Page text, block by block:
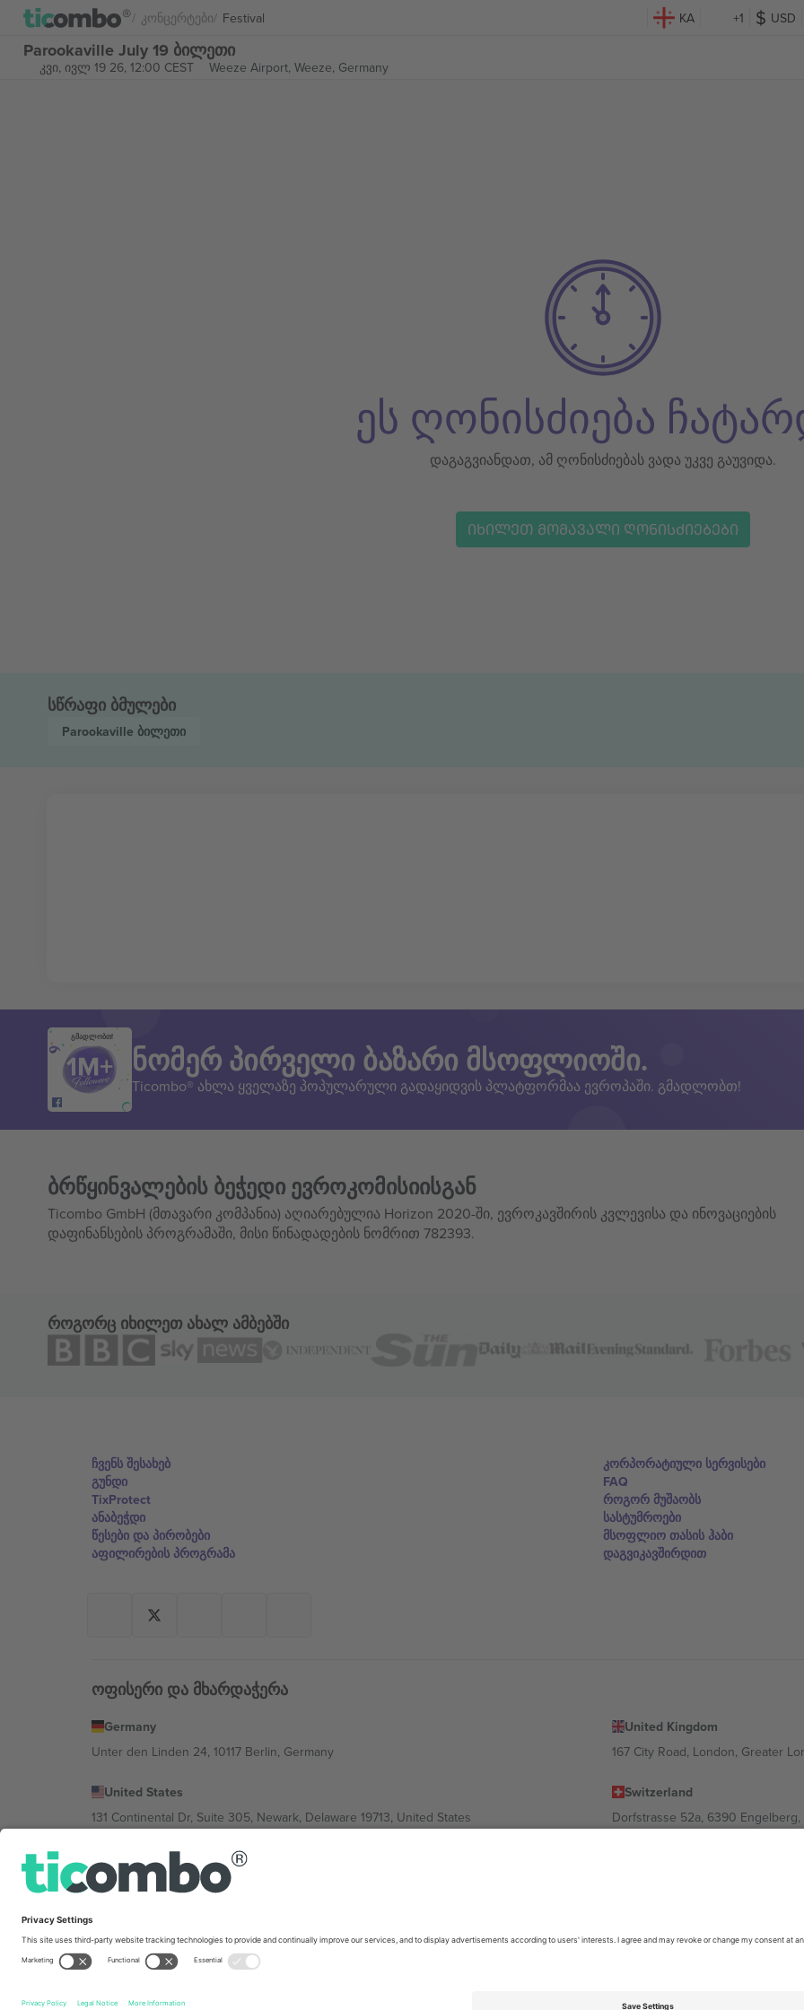
Კონცერტები Festival KA +1 USD
Parookaville July 19 ბილეთი
კვი, ივლ 19 26, 12:00 CEST Weeze Airport, Weeze, Germany
ეს ღონისძიება
დაგაგვიანდათ, ამ ღონისძიებას ვადა უკვე გაუვიდა.
ᲘᲮᲘᲚᲔᲗ ᲛᲝᲛᲐᲕᲐᲚᲘ ᲦᲝᲜᲘᲡᲫᲘᲔᲑᲔᲑᲘ
სწრაფი ბმულები
Parookaville ბილეთი
გმადლობთ!
ნომერ პირველი ბაზარი მსოფლიოში.
Ticombo® ახლა ყველაზე პოპულარული გადაყიდვის პლატფორმაა ევროპაში. გმადლობთ!
ბრწყინვალების ბეჭედი ევროკომისიისგან
Ticombo GmbH (მთავარი კომპანია) აღიარებულია Horizon 2020-ში, ევროკავშირის კვლევისა და ინოვაციების
დაფინანსების პროგრამაში, მისი წინადადების ნომრით 782393.
როგორც იხილეთ ახალ ამბებში
ჩვენს შესახებ
გუნდი
TixProtect
ანაბეჭდი
წესები და პირობები
აფილირების პროგრამა
კორპორატიული სერვისები
FAQ
როგორ მუშაობს
სასტუმროები
მსოფლიო თასის ჰაბი
დაგვიკავშირდით
ოფისერი და მხარდაჭერა
Germany
Unter den Linden 24, 10117 Berlin, Germany
United Kingdom
167 City Road, London, Greater
United States
131 Continental Dr, Suite 305, Newark, Delaware 19713, United States
Switzerland
Dorfstrasse 52a, 6390
Bulgaria
Regus Sofia City West, bul Totleben 53-55, 1606 Sofia, Bulgaria
Av Chapultepec 360, Roma Norte, Cuauhtémoc, 06700 Ciudad de México, CDMX, Mexico
კონკრეტული პირობები.,